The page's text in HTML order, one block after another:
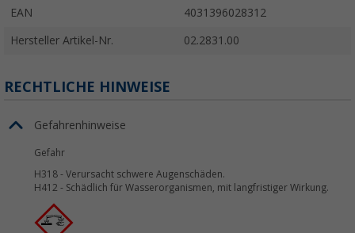
EAN 4031396028312
Hersteller Artikel-Nr. 02.2831.00
RECHTLICHE HINWEISE
Gefahrenhinweise
Gefahr
H318 - Verursacht schwere Augenschäden.
H412 - Schädlich für Wasserorganismen, mit langfristiger Wirkung.